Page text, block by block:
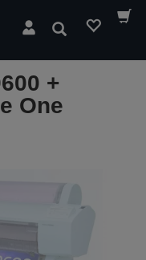
Hledat
+
One